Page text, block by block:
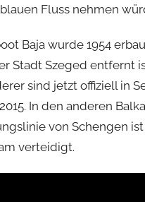
Fluss nehmen
Baja wurde 1954
Stadt Szeged entfernt
sind jetzt offiziell in
In den anderen
von Schengen
verteidigt.